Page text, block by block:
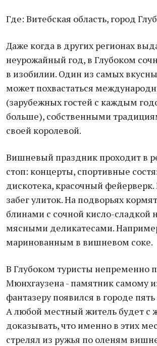
Где: Витебская область, город
Даже когда в других регионах
неурожайный год, в Глубоком
в изобилии. Один из самых
может похвастаться
(зарубежных гостей с каждым
больше), собственными
своей королевой.
Вишневый праздник проходит в
стоп: концерты, спортивные
дискотека, красочный фейерверк.
забег улиток. На подворьях
блинами с сочной кисло-сладкой
мясными деликатесами.
маринованным в вишневом соке.
В Глубоком туристы непременно
Мюнхгаузена - памятник самому
фантазеру появился в городе пять
А любой местный житель будет с
доказывать, что именно в этих
стрелял из ружья по оленям